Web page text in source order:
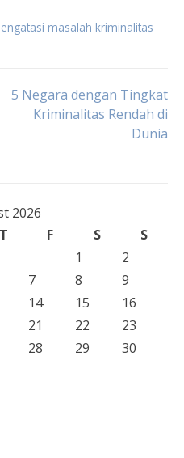
masalah kriminalitas
5 Negara dengan Tingkat
Kriminalitas Rendah di
Dunia
2026
T F S
S
1
2
7 8
9
14 15
16
21 22
23
28 29
30